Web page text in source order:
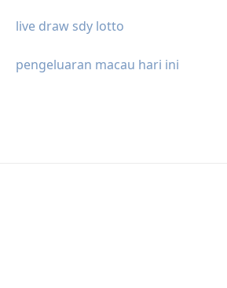
live draw sdy lotto
pengeluaran macau hari ini